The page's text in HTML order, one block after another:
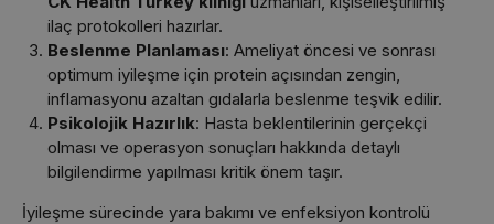
ilaç protokolleri hazırlar.
Beslenme Planlaması: Ameliyat öncesi ve sonrası
optimum iyileşme için protein açısından zengin,
inflamasyonu azaltan gıdalarla beslenme teşvik edilir.
Psikolojik Hazırlık: Hasta beklentilerinin gerçekçi
olması ve operasyon sonuçları hakkında detaylı
bilgilendirme yapılması kritik önem taşır.
İyileşme sürecinde yara bakımı ve enfeksiyon kontrolü